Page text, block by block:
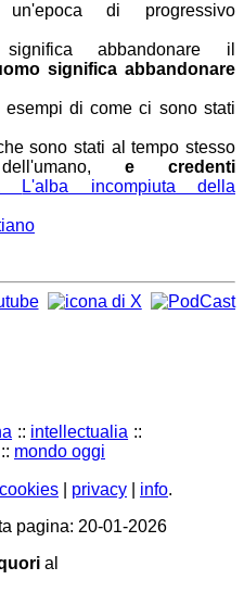
di progressivo
abbandonare il
significa abbandonare
di come ci sono stati
sono stati al tempo stesso
e credenti
L'alba incompiuta della
:: intellectualia ::
:: mondo oggi
cookies privacy info.
pagina: 20-01-2026
al